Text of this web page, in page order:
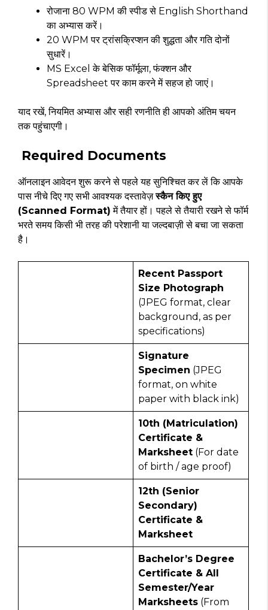
रोजाना 80 WPM की स्पीड से English Shorthand
का अभ्यास करें।
20 WPM पर ट्रांसक्रिप्शन की शुद्धता और गति दोनों
सुधारें।
MS Excel के बेसिक फॉर्मूला, फंक्शन और
Spreadsheet पर काम करने में सहज हो जाएं।
याद रखें, नियमित अभ्यास और सही रणनीति ही आपको अंतिम चयन
तक पहुंचाएगी।
Required Documents
ऑनलाइन आवेदन शुरू करने से पहले यह सुनिश्चित कर लें कि आपके
पास नीचे दिए गए सभी आवश्यक दस्तावेज़स्कैन किए हुए
(Scanned Format) में तैयार हों। पहले से तैयारी रखने से फॉर्म
भरते समय किसी भी तरह की परेशानी या जल्दबाज़ी से बचा जा सकता
है।
Recent Passport
Size Photograph
(JPEG format, clear
background, as per
specifications)
Signature
Specimen (JPEG
format, on white
paper with black ink)
10th (Matriculation)
Certificate &
Marksheet (For date
of birth / age proof)
12th (Senior
Secondary)
Certificate &
Marksheet
Bachelor’s Degree
Certificate & All
Semester/Year
Marksheets (From